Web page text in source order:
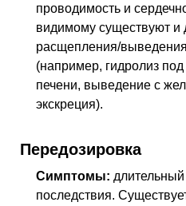
проводимость и
видимому существуют и
расщепления/
(например, гидролиз
печени, выведение с
экскреция).
Передозировка
Симптомы:
последствия.